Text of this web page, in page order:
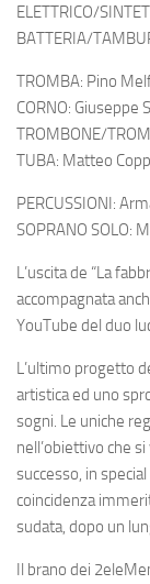
ELETTRICO/
BATTERIA/
TROMBA: Pino
CORNO: Giuseppe
TROMBONE/
TUBA: Matteo
PERCUSSIONI:
SOPRANO SOLO:
L’uscita de “La
accompagnata
YouTube del duo
L’ultimo progetto
artistica ed uno
sogni. Le uniche
nell’obiettivo che
successo, in
coincidenza
sudata, dopo un
Il brano dei